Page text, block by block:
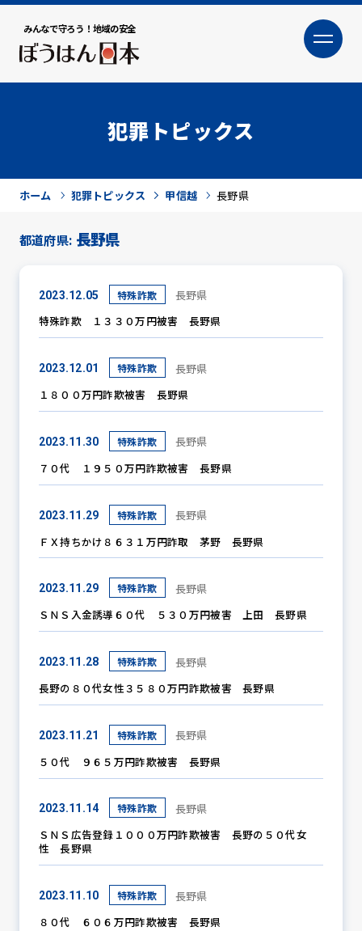
みんなで守ろう！地域の安全
大
犯罪トピックス
防犯活動ニュース
防犯パトロール
防犯対策情報
防犯協力会について
犯罪トピックス
ホーム 犯罪トピックス 甲信越 長野県
都道府県: 長野県
2023.12.05 特殊詐欺
長野県
特殊詐欺 １３３０万円被害 長野県
2023.12.01 特殊詐欺
長野県
１８００万円詐欺被害 長野県
2023.11.30 特殊詐欺
長野県
７０代 １９５０万円詐欺被害 長野県
2023.11.29 特殊詐欺
長野県
ＦＸ持ちかけ８６３１万円詐取 茅野 長野県
2023.11.29 特殊詐欺
長野県
ＳＮＳ入金誘導６０代 ５３０万円被害 上田 長野県
2023.11.28 特殊詐欺
長野県
長野の８０代女性３５８０万円詐欺被害 長野県
2023.11.21 特殊詐欺
長野県
５０代 ９６５万円詐欺被害 長野県
2023.11.14 特殊詐欺
長野県
ＳＮＳ広告登録１０００万円詐欺被害 長野の５０代女
性 長野県
2023.11.10 特殊詐欺
長野県
８０代 ６０６万円詐欺被害 長野県